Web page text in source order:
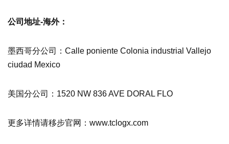
公司地址-海外：
墨西哥分公司：Calle poniente Colonia industrial Vallejo
ciudad Mexico
美国分公司：1520 NW 836 AVE DORAL FLO
更多详情请移步官网：www.tclogx.com